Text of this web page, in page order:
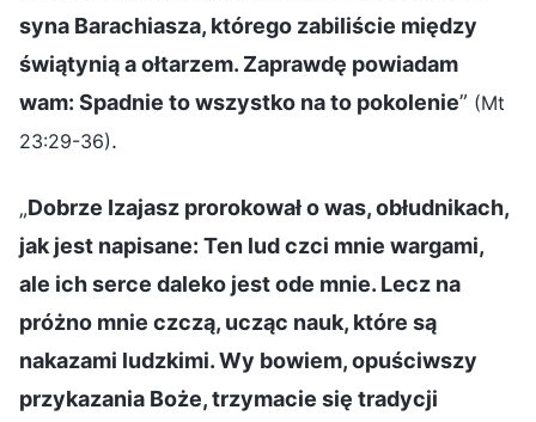
syna Barachiasza, którego zabiliście między
świątynią a ołtarzem. Zaprawdę powiadam
wam: Spadnie to wszystko na to pokolenie” (Mt
23:29-36).
„Dobrze Izajasz prorokował o was, obłudnikach,
jak jest napisane: Ten lud czci mnie wargami,
ale ich serce daleko jest ode mnie. Lecz na
próżno mnie czczą, ucząc nauk, które są
nakazami ludzkimi. Wy bowiem, opuściwszy
przykazania Boże, trzymacie się tradycji